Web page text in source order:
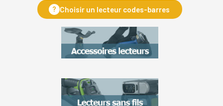
? Choisir un lecteur codes-barres